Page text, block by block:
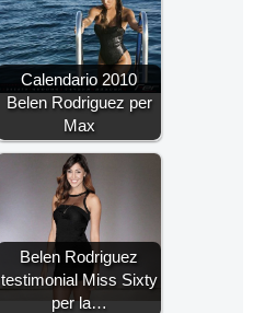
Calendario 2010
Belen Rodriguez per
Max
Belen Rodriguez
testimonial Miss Sixty
per la…